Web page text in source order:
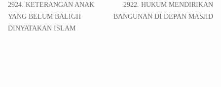
2924. KETERANGAN ANAK
YANG BELUM BALIGH
DINYATAKAN ISLAM
2922. HUKUM MENDIRIKAN
BANGUNAN DI DEPAN MASJID